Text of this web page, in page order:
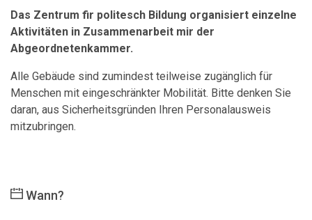
Das Zentrum fir politesch Bildung organisiert einzelne
Aktivitäten in Zusammenarbeit mir der
Abgeordnetenkammer.
Alle Gebäude sind zumindest teilweise zugänglich für
Menschen mit eingeschränkter Mobilität. Bitte denken Sie
daran, aus Sicherheitsgründen Ihren Personalausweis
mitzubringen.
Wann?